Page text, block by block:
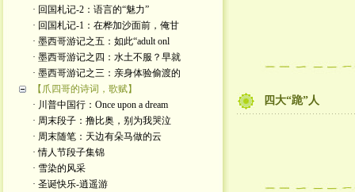
· 回国札记-2：语言的“魅力”
· 回国札记-1：在桦加沙面前，俺甘
· 墨西哥游记之五：如此“adult onl
· 墨西哥游记之四：水土不服？早就
· 墨西哥游记之三：亲身体验偷渡的
【爪四哥的诗词，歌赋】
· 川普中国行：Once upon a dream
· 周末段子：撸比奥，别为我哭泣
· 周末随笔：天边有朵马做的云
· 情人节段子集锦
· 雪染的风采
· 圣诞快乐-逍遥游
四大“跪”人